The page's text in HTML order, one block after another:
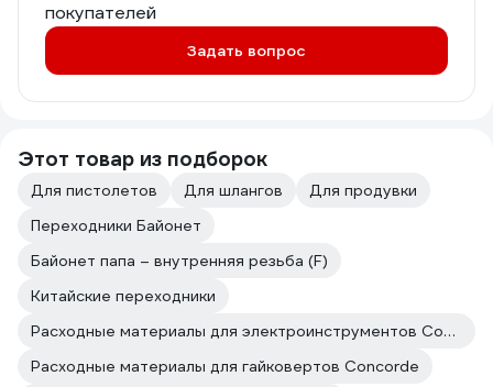
покупателей
Задать вопрос
Этот товар из подборок
Для пистолетов Для шлангов
Для продувки
Переходники Байонет
Байонет папа – внутренняя резьба (F)
Китайские переходники
Расходные материалы для электроинструментов Concorde
Расходные материалы для гайковертов Concorde